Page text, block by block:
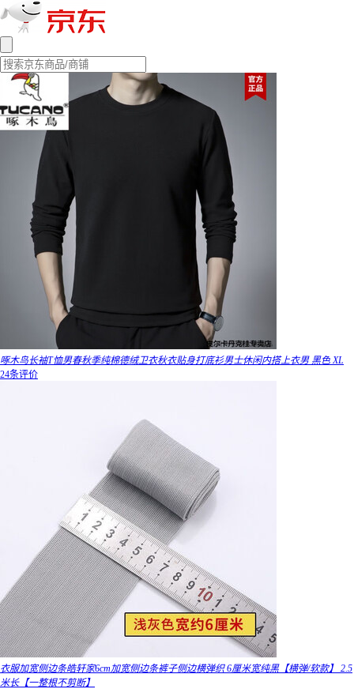
啄木鸟长袖T恤男春秋季纯棉德绒卫衣秋衣贴身打底衫男士休闲内搭上衣男 黑色 XL
24条评价
衣服加宽侧边条皓轩家6cm加宽侧边条裤子侧边横弹织 6厘米宽纯黑【横弹/软款】 2.5
米长【一整根不剪断】